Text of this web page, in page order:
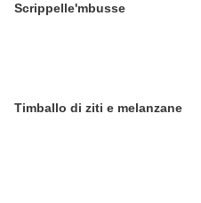
Scrippelle'mbusse
Timballo di ziti e melanzane